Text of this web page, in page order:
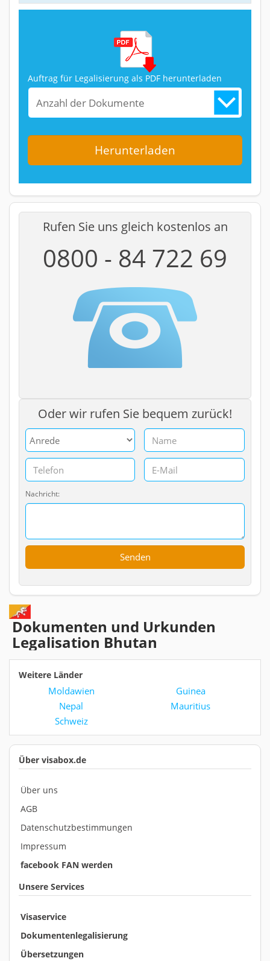
Auftrag für Legalisierung als PDF herunterladen
Anzahl der Dokumente
Rufen Sie uns gleich kostenlos an
0800 - 84 722 69
Oder wir rufen Sie bequem zurück!
Nachricht:
Dokumenten und Urkunden
Legalisation Bhutan
Weitere Länder
Moldawien
Guinea
Nepal
Mauritius
Schweiz
Über visabox.de
Über uns
AGB
Datenschutzbestimmungen
Impressum
facebook FAN werden
Unsere Services
Visaservice
Dokumentenlegalisierung
Übersetzungen